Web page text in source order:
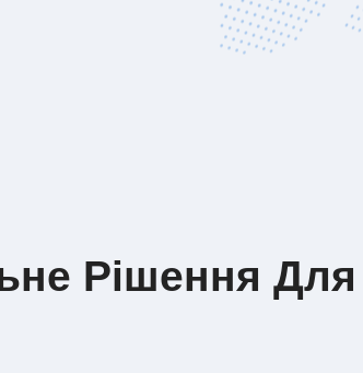
Рішення Для